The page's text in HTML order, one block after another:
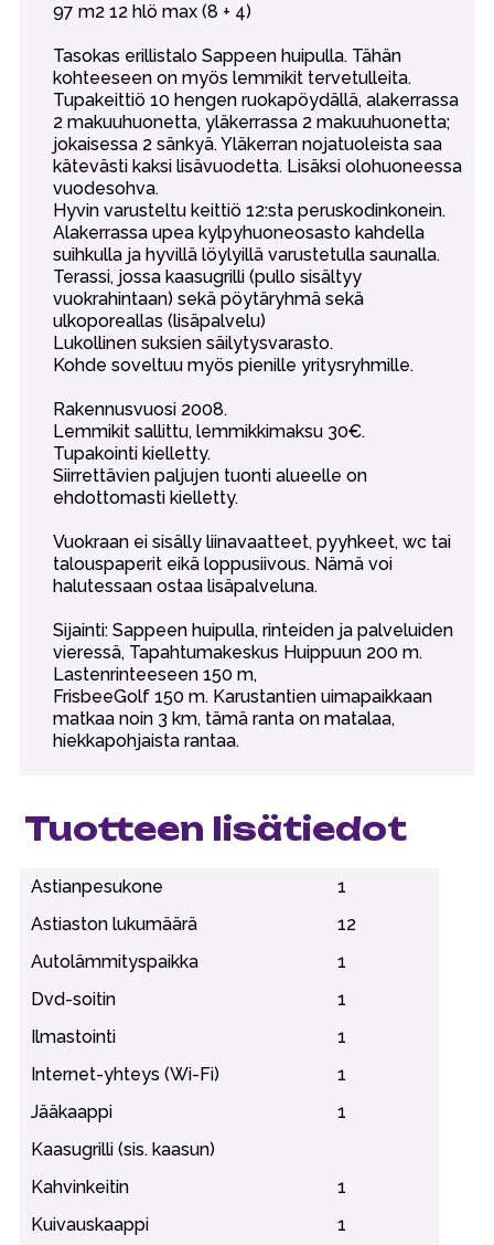
97 m2 12 hlö max (8 + 4)
Tasokas erillistalo Sappeen huipulla. Tähän
kohteeseen on myös lemmikit tervetulleita.
Tupakeittiö 10 hengen ruokapöydällä, alakerrassa
2 makuuhuonetta, yläkerrassa 2 makuuhuonetta;
jokaisessa 2 sänkyä. Yläkerran nojatuoleista saa
kätevästi kaksi lisävuodetta. Lisäksi olohuoneessa
vuodesohva.
Hyvin varusteltu keittiö 12:sta peruskodinkonein.
Alakerrassa upea kylpyhuoneosasto kahdella
suihkulla ja hyvillä löylyillä varustetulla saunalla.
Terassi, jossa kaasugrilli (pullo sisältyy
vuokrahintaan) sekä pöytäryhmä sekä
ulkoporeallas (lisäpalvelu)
Lukollinen suksien säilytysvarasto.
Kohde soveltuu myös pienille yritysryhmille.
Rakennusvuosi 2008.
Lemmikit sallittu, lemmikkimaksu 30€.
Tupakointi kielletty.
Siirrettävien paljujen tuonti alueelle on
ehdottomasti kielletty.
Vuokraan ei sisälly liinavaatteet, pyyhkeet, wc tai
talouspaperit eikä loppusiivous. Nämä voi
halutessaan ostaa lisäpalveluna.
Sijainti: Sappeen huipulla, rinteiden ja palveluiden
vieressä, Tapahtumakeskus Huippuun 200 m.
Lastenrinteeseen 150 m,
FrisbeeGolf 150 m. Karustantien uimapaikkaan
matkaa noin 3 km, tämä ranta on matalaa,
hiekkapohjaista rantaa.
Tuotteen lisätiedot
Astianpesukone
1
Astiaston lukumäärä
12
Autolämmityspaikka
1
Dvd-soitin
1
Ilmastointi
1
Internet-yhteys (Wi-Fi)
1
Jääkaappi
1
Kaasugrilli (sis. kaasun)
Kahvinkeitin
1
Kuivauskaappi
1